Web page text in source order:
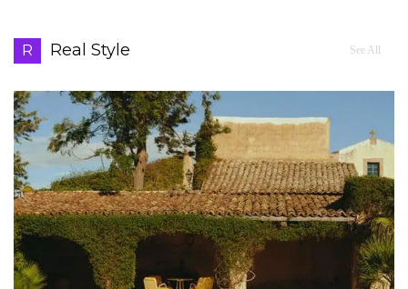
R Real Style See All